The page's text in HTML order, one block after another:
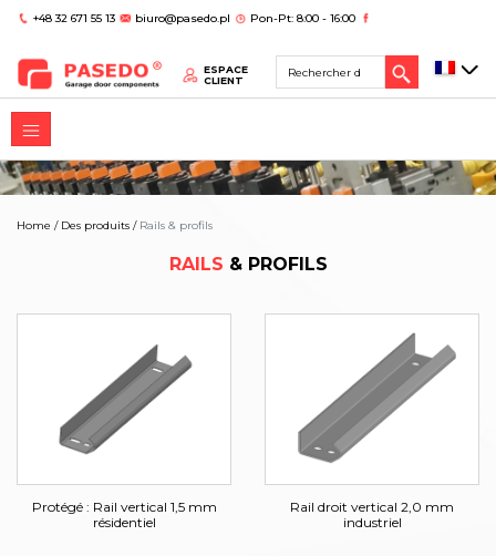
+48 32 671 55 13 biuro@pasedo.pl Pon-Pt: 8:00 - 16:00
ESPACE
CLIENT
Home / Des produits / Rails & profils
RAILS & PROFILS
Protégé : Rail vertical 1,5 mm
résidentiel
Rail droit vertical 2,0 mm
industriel